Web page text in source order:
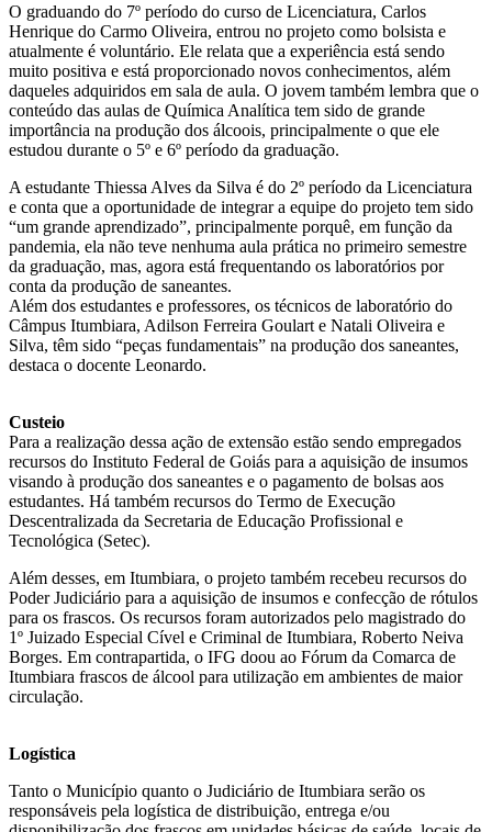
O graduando do 7º período do curso de Licenciatura, Carlos
Henrique do Carmo Oliveira, entrou no projeto como bolsista e
atualmente é voluntário. Ele relata que a experiência está sendo
muito positiva e está proporcionado novos conhecimentos, além
daqueles adquiridos em sala de aula. O jovem também lembra que o
conteúdo das aulas de Química Analítica tem sido de grande
importância na produção dos álcoois, principalmente o que ele
estudou durante o 5º e 6º período da graduação.
A estudante Thiessa Alves da Silva é do 2º período da Licenciatura
e conta que a oportunidade de integrar a equipe do projeto tem sido
“um grande aprendizado”, principalmente porquê, em função da
pandemia, ela não teve nenhuma aula prática no primeiro semestre
da graduação, mas, agora está frequentando os laboratórios por
conta da produção de saneantes.
Além dos estudantes e professores, os técnicos de laboratório do
Câmpus Itumbiara, Adilson Ferreira Goulart e Natali Oliveira e
Silva, têm sido “peças fundamentais” na produção dos saneantes,
destaca o docente Leonardo.
Custeio
Para a realização dessa ação de extensão estão sendo empregados
recursos do Instituto Federal de Goiás para a aquisição de insumos
visando à produção dos saneantes e o pagamento de bolsas aos
estudantes. Há também recursos do Termo de Execução
Descentralizada da Secretaria de Educação Profissional e
Tecnológica (Setec).
Além desses, em Itumbiara, o projeto também recebeu recursos do
Poder Judiciário para a aquisição de insumos e confecção de rótulos
para os frascos. Os recursos foram autorizados pelo magistrado do
1º Juizado Especial Cível e Criminal de Itumbiara, Roberto Neiva
Borges. Em contrapartida, o IFG doou ao Fórum da Comarca de
Itumbiara frascos de álcool para utilização em ambientes de maior
circulação.
Logística
Tanto o Município quanto o Judiciário de Itumbiara serão os
responsáveis pela logística de distribuição, entrega e/ou